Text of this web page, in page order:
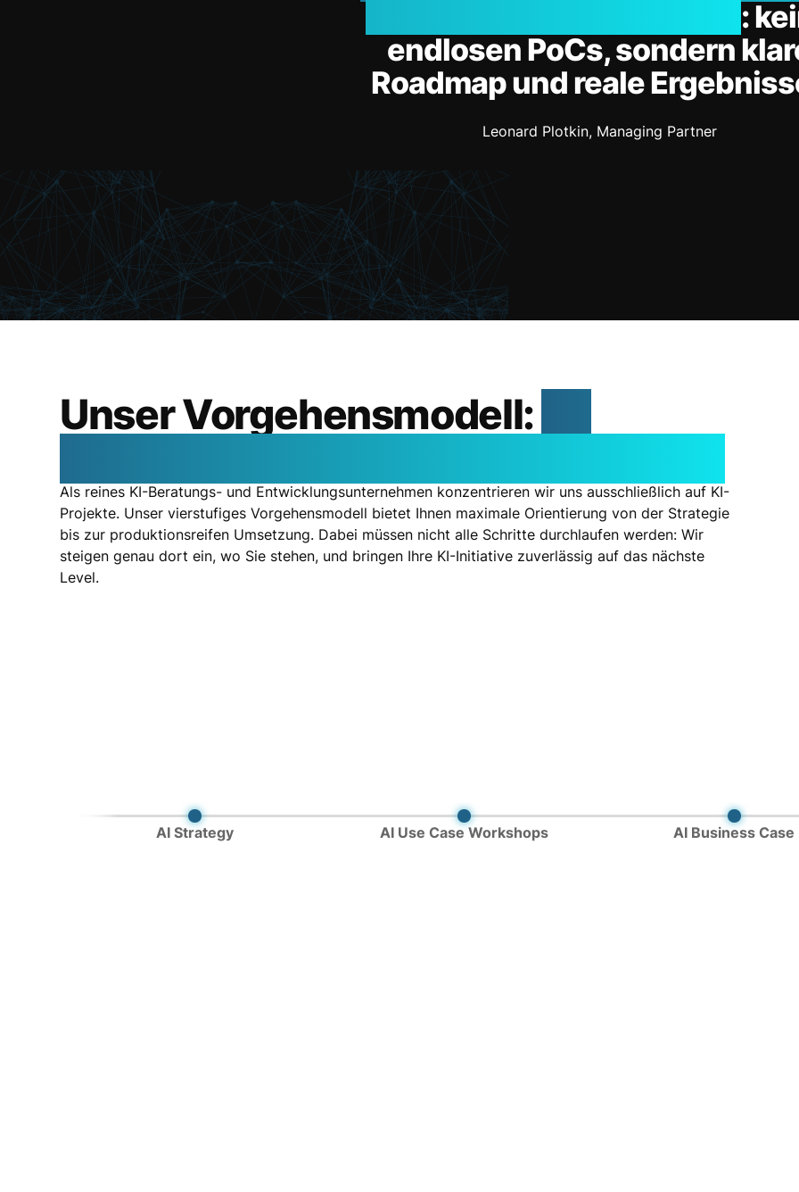
:
endlosen PoCs, sondern
Roadmap und reale
Leonard Plotkin, Managing Partner
Unser Vorgehensmodell:
Als reines KI-Beratungs- und Entwicklungsunternehmen konzentrieren wir uns ausschließlich auf KI-
Projekte. Unser vierstufiges Vorgehensmodell bietet Ihnen maximale Orientierung von der Strategie
bis zur produktionsreifen Umsetzung. Dabei müssen nicht alle Schritte durchlaufen werden: Wir
steigen genau dort ein, wo Sie stehen, und bringen Ihre KI-Initiative zuverlässig auf das nächste
Level.
AI Strategy AI Use Case Workshops AI Business Case